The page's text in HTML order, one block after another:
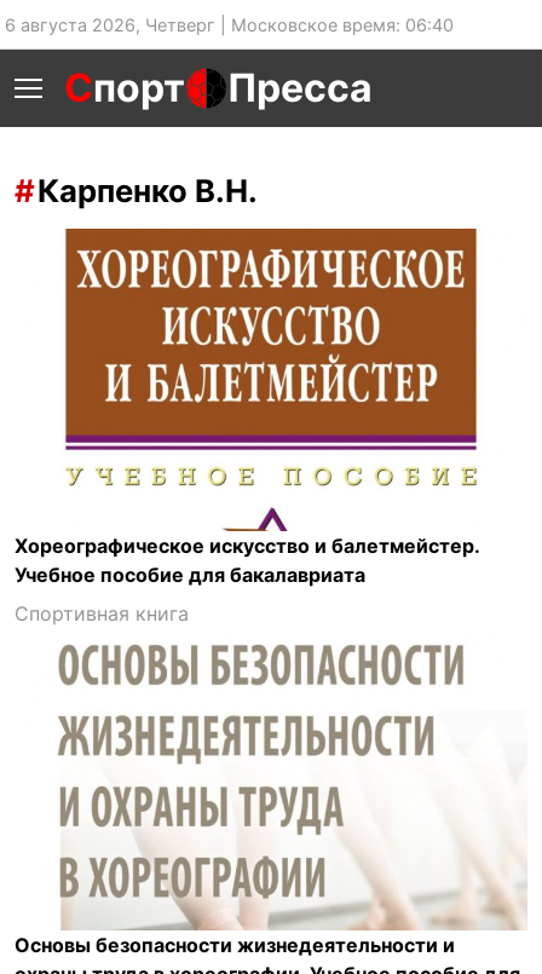
6 августа 2026, Четверг | Московское время: 06:40
Спорт Пресса
Карпенко В.Н.
Хореографическое искусство и балетмейстер.
Учебное пособие для бакалавриата
Спортивная книга
Основы безопасности жизнедеятельности и